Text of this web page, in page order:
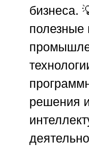
бизнеса.
полезные
решения